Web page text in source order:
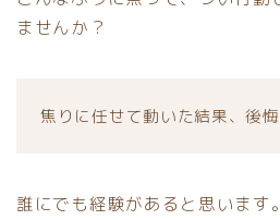
ませんか？
焦りに任せて動いた結果、後悔
誰にでも経験があると思います。